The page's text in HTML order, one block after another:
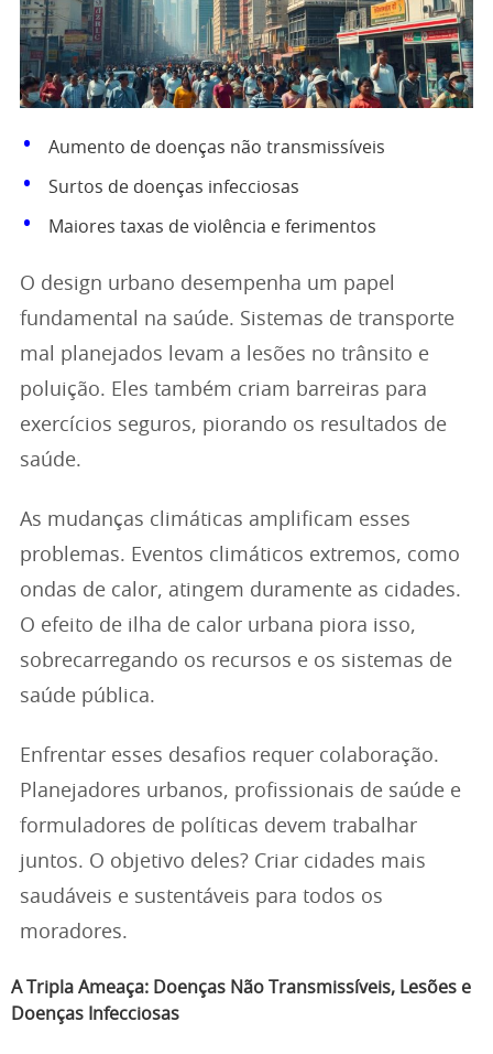
Aumento de doenças não transmissíveis
Surtos de doenças infecciosas
Maiores taxas de violência e ferimentos
O design urbano desempenha um papel
fundamental na saúde. Sistemas de transporte
mal planejados levam a lesões no trânsito e
poluição. Eles também criam barreiras para
exercícios seguros, piorando os resultados de
saúde.
As mudanças climáticas amplificam esses
problemas. Eventos climáticos extremos, como
ondas de calor, atingem duramente as cidades.
O efeito de ilha de calor urbana piora isso,
sobrecarregando os recursos e os sistemas de
saúde pública.
Enfrentar esses desafios requer colaboração.
Planejadores urbanos, profissionais de saúde e
formuladores de políticas devem trabalhar
juntos. O objetivo deles? Criar cidades mais
saudáveis e sustentáveis para todos os
moradores.
A Tripla Ameaça: Doenças Não Transmissíveis, Lesões e
Doenças Infecciosas